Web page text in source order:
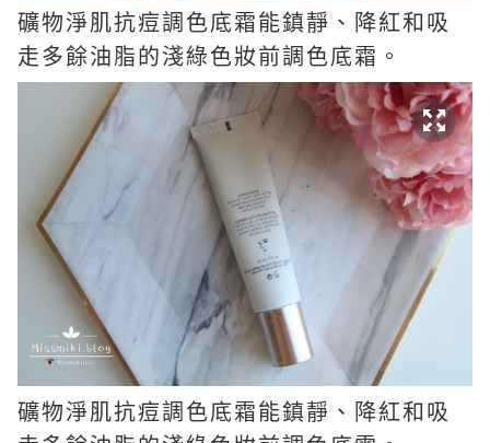
礦物淨肌抗痘調色底霜能鎮靜、降紅和吸
走多餘油脂的淺綠色妝前調色底霜。
礦物淨肌抗痘調色底霜能鎮靜、降紅和吸